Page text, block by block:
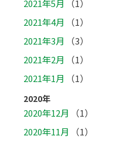
2021年5月
（1）
2021年4月
（1）
2021年3月
（3）
2021年2月
（1）
2021年1月
（1）
2020年
2020年12月
（1）
2020年11月
（1）